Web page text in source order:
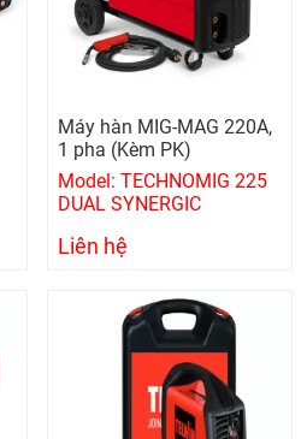
Máy hàn MIG-MAG 220A,
1 pha (Kèm PK)
Model: TECHNOMIG 225
DUAL SYNERGIC
Liên hệ